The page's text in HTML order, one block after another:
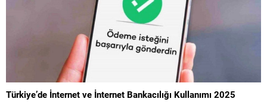
Türkiye’de İnternet ve İnternet Bankacılığı Kullanımı 2025